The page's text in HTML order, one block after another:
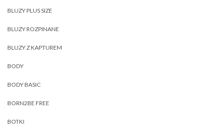
BLUZY PLUS SIZE
BLUZY ROZPINANE
BLUZY Z KAPTUREM
BODY
BODY BASIC
BORN2BE FREE
BOTKI